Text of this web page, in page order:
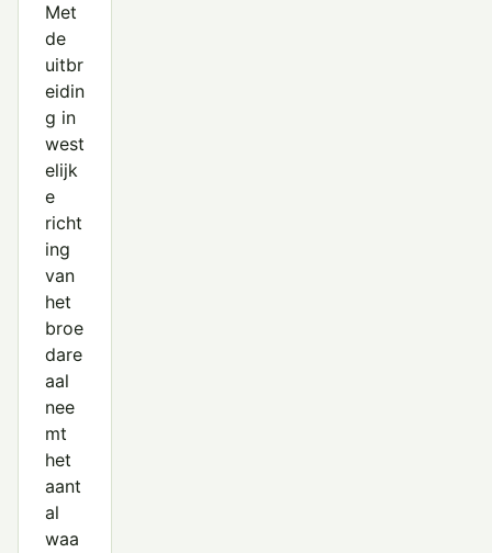
Met
de
uitbr
eidin
g in
west
elijk
e
richt
ing
van
het
broe
dare
aal
nee
mt
het
aant
al
waa